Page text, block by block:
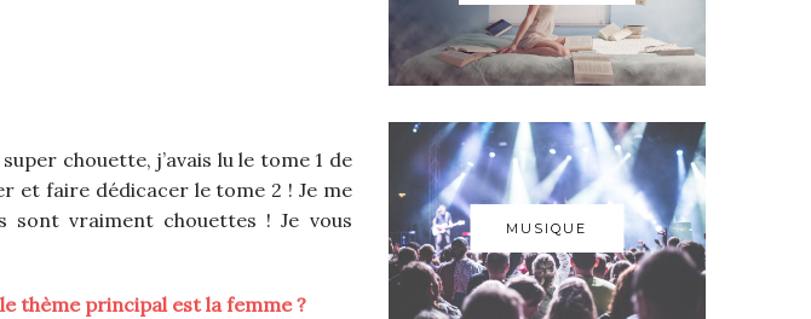
chouette, j’avais lu le tome 1 de
et faire dédicacer le tome 2 ! Je me
sont vraiment chouettes ! Je vous
thème principal est la femme ?
MUSIQUE